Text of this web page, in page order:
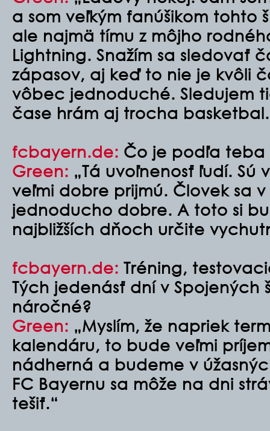
a som veľkým fanúšikom tohto
ale najmä tímu z môjho
Lightning. Snažím sa sledovať
zápasov, aj keď to nie je kvôli
vôbec jednoduché. Sledujem
čase hrám aj trocha
fcbayern.de: Čo je podľa teba
Green: „Tá uvoľnenosť ľudí. Sú
veľmi dobre prijmú. Človek sa v
jednoducho dobre. A toto si
najbližších dňoch určite
fcbayern.de: Tréning,
Tých jedenásť dní v
náročné?
Green: „Myslím, že napriek
kalendáru, to bude veľmi
nádherná a budeme v
FC Bayernu sa môže na dni
tešiť.“